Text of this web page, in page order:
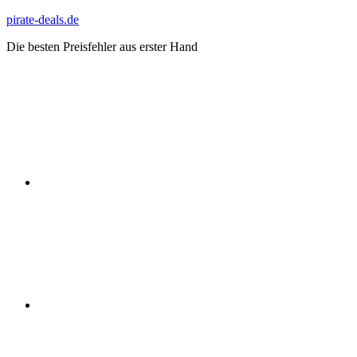
Zum
springen
pirate-deals.de
Die besten Preisfehler aus erster Hand